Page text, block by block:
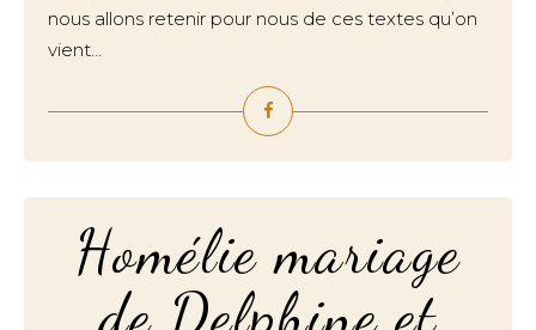
nous allons retenir pour nous de ces textes qu’on
vient...
Homélie mariage
de Delphine et